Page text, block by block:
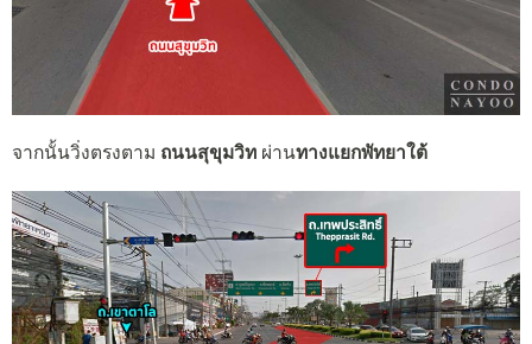
จากนั้นวิ่งตรงตาม ถนนสุขุมวิท ผ่านทางแยกพัทยาใต้